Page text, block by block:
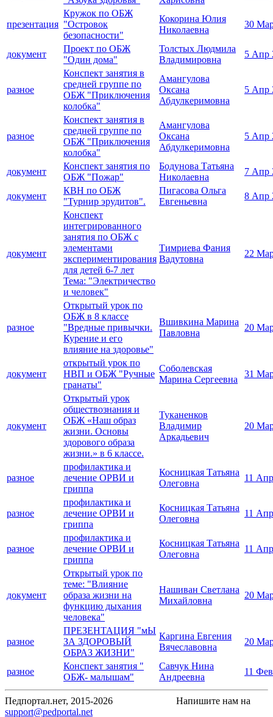
презентация
Кружок по ОБЖ
"Островок
безопасности"
Кокорина Юлия
Николаевна
30
документ
Проект по ОБЖ
"Один дома"
Толстых Людмила
Владимировна
5 Апр
разное
Конспект занятия в
средней группе по
ОБЖ "Приключения
колобка"
Амангулова
Оксана
Абдулкеримовна
5 Апр
разное
Конспект занятия в
средней группе по
ОБЖ "Приключения
колобка"
Амангулова
Оксана
Абдулкеримовна
5 Апр
документ
Конспект занятия по
ОБЖ "Пожар"
Бодунова Татьяна
Николаевна
7 Апр
документ
КВН по ОБЖ
"Турнир эрудитов".
Пигасова Ольга
Евгеньевна
8 Апр
документ
Конспект
интегрированного
занятия по ОБЖ с
элементами
экспериментирования
для детей 6-7 лет
Тема: "Электричество
и человек"
Тимриева Фания
Вадутовна
22
разное
Открытый урок по
ОБЖ в 8 классе
"Вредные привычки.
Курение и его
влияние на здоровье"
Вшивкина Марина
Павловна
20
документ
открытый урок по
НВП и ОБЖ "Ручные
гранаты"
Соболевская
Марина Сергеевна
31
документ
Открытый урок
обществознания и
ОБЖ «Наш образ
жизни. Основы
здорового образа
жизни.» в 6 классе.
Туканенков
Владимир
Аркадьевич
20
разное
профилактика и
лечение ОРВИ и
гриппа
Косницкая Татьяна
Олеговна
11
разное
профилактика и
лечение ОРВИ и
гриппа
Косницкая Татьяна
Олеговна
11
разное
профилактика и
лечение ОРВИ и
гриппа
Косницкая Татьяна
Олеговна
11
документ
Открытый урок по
теме: "Влияние
образа жизни на
функцию дыхания
человека"
Нашиван Светлана
Михайловна
20
разное
ПРЕЗЕНТАЦИЯ "мЫ
ЗА ЗДОРОВЫЙ
ОБРАЗ ЖИЗНИ"
Каргина Евгения
Вячеславовна
20
разное
Конспект занятия "
ОБЖ- малышам"
Савчук Нина
Андреевна
11
Педпортал.нет, 2015-2026
Напишите нам на
support@pedportal.net